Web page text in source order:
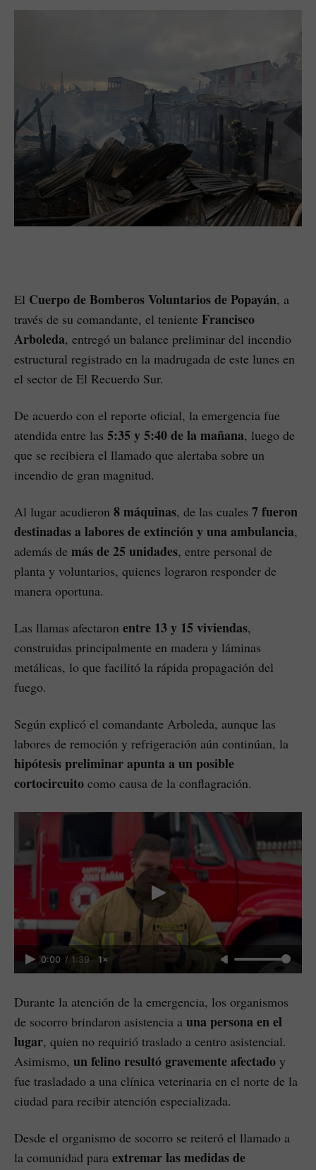
El Cuerpo de Bomberos Voluntarios de Popayán, a
través de su comandante, el teniente Francisco
Arboleda, entregó un balance preliminar del incendio
estructural registrado en la madrugada de este lunes en
el sector de El Recuerdo Sur.
De acuerdo con el reporte oficial, la emergencia fue
atendida entre las 5:35 y 5:40 de la mañana, luego de
que se recibiera el llamado que alertaba sobre un
incendio de gran magnitud.
Al lugar acudieron 8 máquinas, de las cuales 7 fueron
destinadas a labores de extinción y una ambulancia,
además de más de 25 unidades, entre personal de
planta y voluntarios, quienes lograron responder de
manera oportuna.
Las llamas afectaron entre 13 y 15 viviendas,
construidas principalmente en madera y láminas
metálicas, lo que facilitó la rápida propagación del
fuego.
Según explicó el comandante Arboleda, aunque las
labores de remoción y refrigeración aún continúan, la
hipótesis preliminar apunta a un posible
cortocircuito como causa de la conflagración.
0:00 / 1:39 1×
Durante la atención de la emergencia, los organismos
de socorro brindaron asistencia a una persona en el
lugar, quien no requirió traslado a centro asistencial.
Asimismo, un felino resultó gravemente afectado y
fue trasladado a una clínica veterinaria en el norte de la
ciudad para recibir atención especializada.
Desde el organismo de socorro se reiteró el llamado a
la comunidad para extremar las medidas de